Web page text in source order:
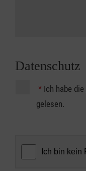
Datenschutz
* Ich habe die
gelesen.